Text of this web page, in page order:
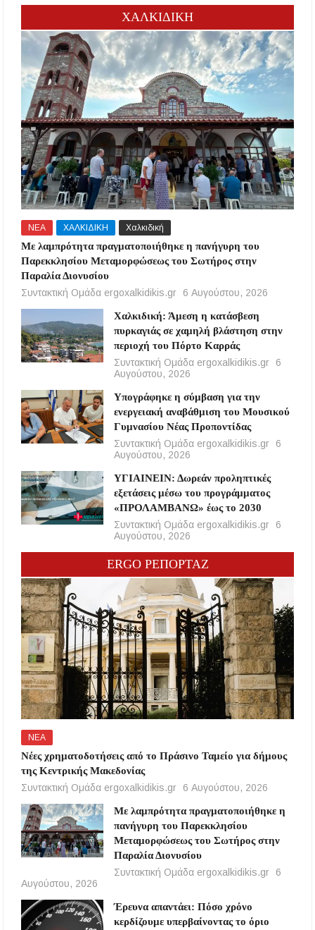
ΧΑΛΚΙΔΙΚΗ
ΝΕΑ ΧΑΛΚΙΔΙΚΗ Χαλκιδική
Με λαμπρότητα πραγματοποιήθηκε η πανήγυρη του
Παρεκκλησίου Μεταμορφώσεως του Σωτήρος στην
Παραλία Διονυσίου
Συντακτική Ομάδα ergoxalkidikis.gr
6 Αυγούστου, 2026
Χαλκιδική: Άμεση η κατάσβεση
πυρκαγιάς σε χαμηλή βλάστηση στην
περιοχή του Πόρτο Καρράς
Συντακτική Ομάδα ergoxalkidikis.gr
6
Αυγούστου, 2026
Υπογράφηκε η σύμβαση για την
ενεργειακή αναβάθμιση του Μουσικού
Γυμνασίου Νέας Προποντίδας
Συντακτική Ομάδα ergoxalkidikis.gr
6
Αυγούστου, 2026
ΥΓΙΑΙΝΕΙΝ: Δωρεάν προληπτικές
εξετάσεις μέσω του προγράμματος
«ΠΡΟΛΑΜΒΑΝΩ» έως το 2030
Συντακτική Ομάδα ergoxalkidikis.gr
6
Αυγούστου, 2026
ERGO ΡΕΠΟΡΤΑΖ
ΝΕΑ
Νέες χρηματοδοτήσεις από το Πράσινο Ταμείο για δήμους
της Κεντρικής Μακεδονίας
Συντακτική Ομάδα ergoxalkidikis.gr
6 Αυγούστου, 2026
Με λαμπρότητα πραγματοποιήθηκε η
πανήγυρη του Παρεκκλησίου
Μεταμορφώσεως του Σωτήρος στην
Παραλία Διονυσίου
Συντακτική Ομάδα ergoxalkidikis.gr
6
Αυγούστου, 2026
Έρευνα απαντάει: Πόσο χρόνο
κερδίζουμε υπερβαίνοντας το όριο